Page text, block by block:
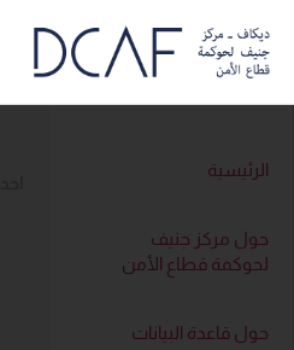
الرئيسية
حول مركز جنيف
لحوكمة قطاع الأمن
حول قاعدة البيانات